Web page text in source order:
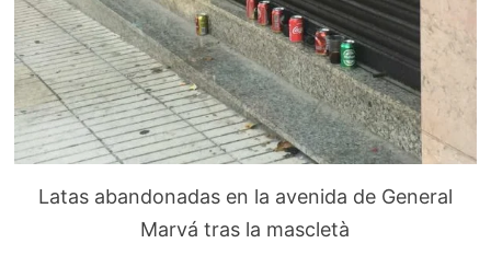
Latas abandonadas en la avenida de General
Marvá tras la mascletà